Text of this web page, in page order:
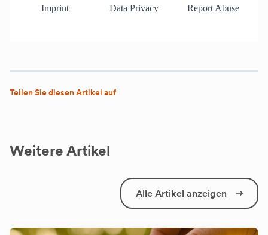
Teilen Sie diesen Artikel auf
Weitere Artikel
Alle Artikel anzeigen